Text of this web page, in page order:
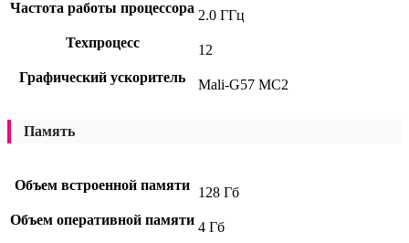
Частота работы процессора 2.0 ГГц
Техпроцесс
12
Графический ускоритель
Mali-G57 MC2
Память
Объем встроенной памяти 128 Гб
Объем оперативной памяти 4 Гб